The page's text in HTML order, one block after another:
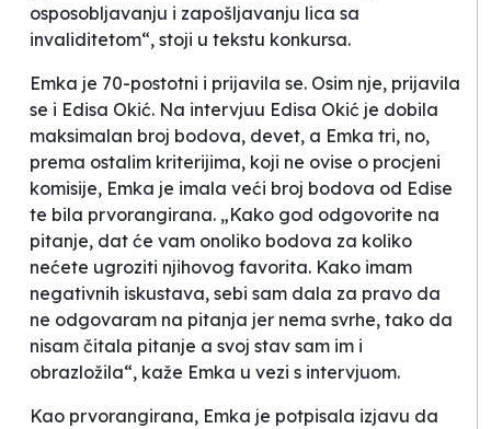
osposobljavanju i zapošljavanju lica sa
invaliditetom“, stoji u tekstu konkursa.
Emka je 70-postotni i prijavila se. Osim nje, prijavila
se i Edisa Okić. Na intervjuu Edisa Okić je dobila
maksimalan broj bodova, devet, a Emka tri, no,
prema ostalim kriterijima, koji ne ovise o procjeni
komisije, Emka je imala veći broj bodova od Edise
te bila prvorangirana. „Kako god odgovorite na
pitanje, dat će vam onoliko bodova za koliko
nećete ugroziti njihovog favorita. Kako imam
negativnih iskustava, sebi sam dala za pravo da
ne odgovaram na pitanja jer nema svrhe, tako da
nisam čitala pitanje a svoj stav sam im i
obrazložila“, kaže Emka u vezi s intervjuom.
Kao prvorangirana, Emka je potpisala izjavu da